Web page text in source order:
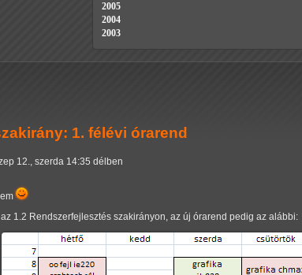
1. félévi órarend
12., szerda 14:35 délben
1.2 Rendszerfejlesztés szakirányon, az új órarend pedig az alábbi:
2005
2004
2003